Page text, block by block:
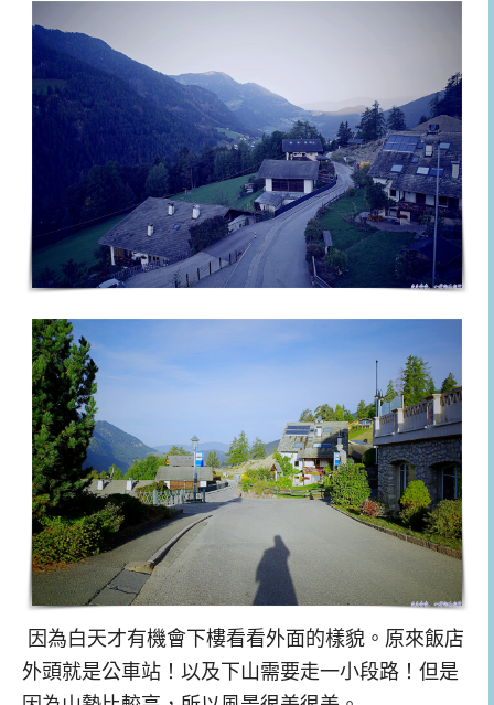
因為白天才有機會下樓看看外面的樣貌。原來飯店
外頭就是公車站！以及下山需要走一小段路！但是